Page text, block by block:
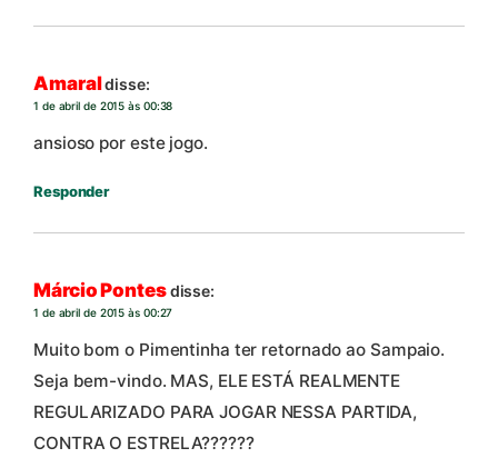
Amaraldisse:
1 de abril de 2015 às 00:38
ansioso por este jogo.
Responder
Márcio Pontesdisse:
1 de abril de 2015 às 00:27
Muito bom o Pimentinha ter retornado ao Sampaio.
Seja bem-vindo. MAS, ELE ESTÁ REALMENTE
REGULARIZADO PARA JOGAR NESSA PARTIDA,
CONTRA O ESTRELA??????